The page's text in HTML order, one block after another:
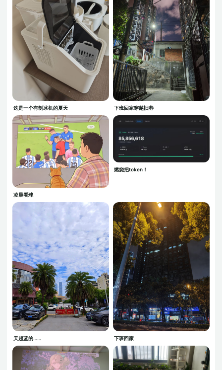
这是一个有制冰机的夏天 下班回家穿越旧巷
凌晨看球
燃烧把token！
天超蓝的…… 下班回家